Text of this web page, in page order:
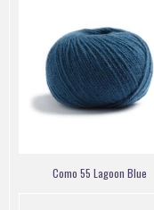
Como 55 Lagoon Blue